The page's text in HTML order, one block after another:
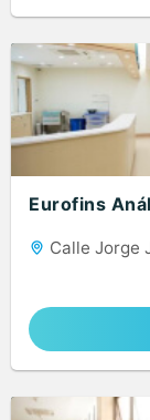
Eurofins
Calle Jorge